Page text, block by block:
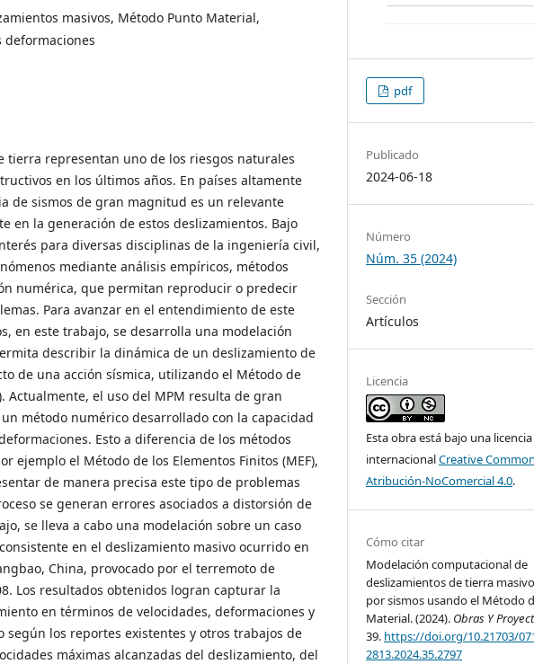
masivos, Método Punto Material,
deformaciones
tierra representan uno de los riesgos naturales
en los últimos años. En países altamente
de sismos de gran magnitud es un relevante
en la generación de estos deslizamientos. Bajo
para diversas disciplinas de la ingeniería civil,
mediante análisis empíricos, métodos
numérica, que permitan reproducir o predecir
Para avanzar en el entendimiento de este
en este trabajo, se desarrolla una modelación
describir la dinámica de un deslizamiento de
de una acción sísmica, utilizando el Método de
Actualmente, el uso del MPM resulta de gran
método numérico desarrollado con la capacidad
Esto a diferencia de los métodos
ejemplo el Método de los Elementos Finitos (MEF),
de manera precisa este tipo de problemas
se generan errores asociados a distorsión de
se lleva a cabo una modelación sobre un caso
en el deslizamiento masivo ocurrido en
China, provocado por el terremoto de
Los resultados obtenidos logran capturar la
en términos de velocidades, deformaciones y
según los reportes existentes y otros trabajos de
máximas alcanzadas del deslizamiento, del
pdf
Publicado
2024-06-18
Número
Núm. 35 (2024)
Sección
Artículos
Licencia
Esta obra está bajo una licencia
internacionalCreative
Atribución-NoComercial 4.0.
Cómo citar
Modelación computacional de
deslizamientos de tierra
por sismos usando el Método
Material. (2024). Obras Y
39. https://doi.org/10.21703/
2813.2024.35.2797